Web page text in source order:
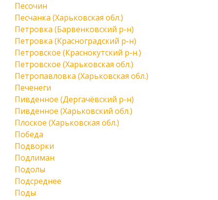
Песочин
Песчанка (Харьковская обл.)
Петровка (Барвенковский р-н)
Петровка (Красноградский р-н)
Петровское (Краснокутский р-н.)
Петровское (Харьковская обл.)
Петропавловка (Харьковская обл.)
Печенеги
Пивденное (Дергачёвский р-н)
Пивденное (Харьковский обл.)
Плоское (Харьковская обл.)
Победа
Подворки
Подлиман
Подолы
Подсреднее
Поды